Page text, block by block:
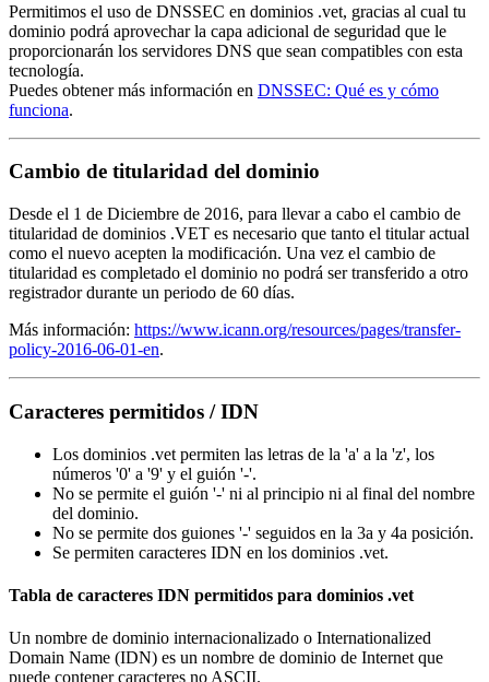
Permitimos el uso de DNSSEC en dominios .vet, gracias al cual tu
dominio podrá aprovechar la capa adicional de seguridad que le
proporcionarán los servidores DNS que sean compatibles con esta
tecnología.
Puedes obtener más información en DNSSEC: Qué es y cómo
funciona.
Cambio de titularidad del dominio
Desde el 1 de Diciembre de 2016, para llevar a cabo el cambio de
titularidad de dominios .VET es necesario que tanto el titular actual
como el nuevo acepten la modificación. Una vez el cambio de
titularidad es completado el dominio no podrá ser transferido a otro
registrador durante un periodo de 60 días.
Más información: https://www.icann.org/resources/pages/transfer-
policy-2016-06-01-en.
Caracteres permitidos / IDN
Los dominios .vet permiten las letras de la 'a' a la 'z', los
números '0' a '9' y el guión '-'.
No se permite el guión '-' ni al principio ni al final del nombre
del dominio.
No se permite dos guiones '-' seguidos en la 3a y 4a posición.
Se permiten caracteres IDN en los dominios .vet.
Tabla de caracteres IDN permitidos para dominios .vet
Un nombre de dominio internacionalizado o Internationalized
Domain Name (IDN) es un nombre de dominio de Internet que
puede contener caracteres no ASCII.